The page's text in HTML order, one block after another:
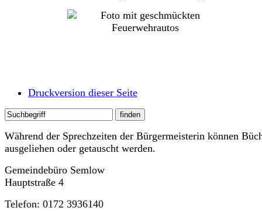
Druckversion dieser Seite
Während der Sprechzeiten der Bürgermeisterin können
ausgeliehen oder getauscht werden.
Gemeindebüro Semlow
Hauptstraße 4
Telefon: 0172 3936140